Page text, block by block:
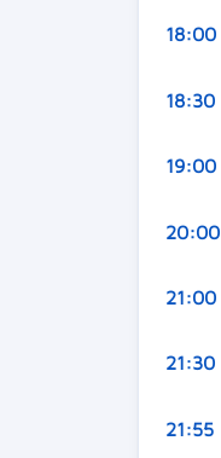
18:00
18:30
19:00
20:00
21:00
21:30
21:55